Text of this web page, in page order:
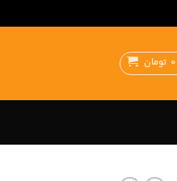
0 تومان